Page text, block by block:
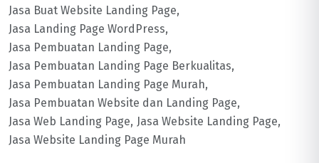
Jasa Buat Website Landing Page
Jasa Landing Page WordPress
Jasa Pembuatan Landing Page
Jasa Pembuatan Landing Page Berkualitas
Jasa Pembuatan Landing Page Murah
Jasa Pembuatan Website dan Landing Page
Jasa Web Landing Page Jasa Website Landing Page
Jasa Website Landing Page Murah